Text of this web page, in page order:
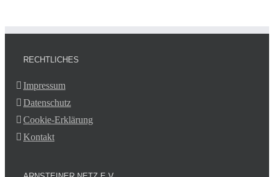
RECHTLICHES
Impressum
Datenschutz
Cookie-Erklärung
Kontakt